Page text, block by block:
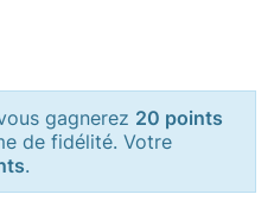
gagnerez 20 points
de fidélité. Votre
.